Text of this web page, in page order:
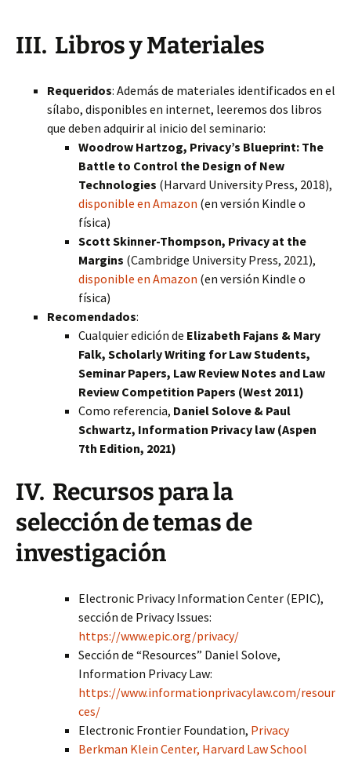
III. Libros y Materiales
Requeridos: Además de materiales identificados en el
sílabo, disponibles en internet, leeremos dos libros
que deben adquirir al inicio del seminario:
Woodrow Hartzog, Privacy’s Blueprint: The
Battle to Control the Design of New
Technologies (Harvard University Press, 2018),
disponible en Amazon (en versión Kindle o
física)
Scott Skinner-Thompson, Privacy at the
Margins (Cambridge University Press, 2021),
disponible en Amazon (en versión Kindle o
física)
Recomendados:
Cualquier edición de Elizabeth Fajans & Mary
Falk, Scholarly Writing for Law Students,
Seminar Papers, Law Review Notes and Law
Review Competition Papers (West 2011)
Como referencia, Daniel Solove & Paul
Schwartz, Information Privacy law (Aspen
7th Edition, 2021)
IV. Recursos para la
selección de temas de
investigación
Electronic Privacy Information Center (EPIC),
sección de Privacy Issues:
https://www.epic.org/privacy/
Sección de “Resources” Daniel Solove,
Information Privacy Law:
https://www.informationprivacylaw.com/resour
ces/
Electronic Frontier Foundation, Privacy
Berkman Klein Center, Harvard Law School